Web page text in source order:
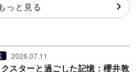
っと見る
2026.07.11
クスターと過ごした記憶：櫻井敦